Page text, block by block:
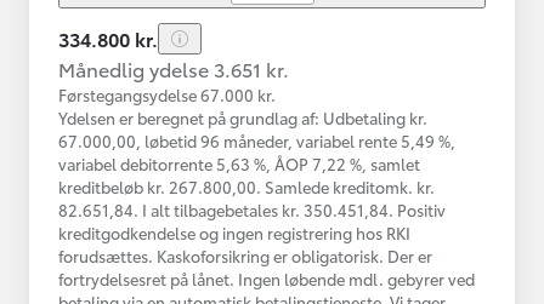
334.800 kr.
Månedlig ydelse 3.651 kr.
Førstegangsydelse 67.000 kr.
Ydelsen er beregnet på grundlag af: Udbetaling kr.
67.000,00, løbetid 96 måneder, variabel rente 5,49 %,
variabel debitorrente 5,63 %, ÅOP 7,22 %, samlet
kreditbeløb kr. 267.800,00. Samlede kreditomk. kr.
82.651,84. I alt tilbagebetales kr. 350.451,84. Positiv
kreditgodkendelse og ingen registrering hos RKI
forudsættes. Kaskoforsikring er obligatorisk. Der er
fortrydelsesret på lånet. Ingen løbende mdl. gebyrer ved